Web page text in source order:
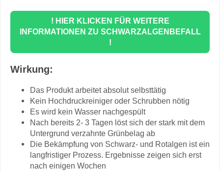
! HIER KLICKEN FÜR WEITERE
INFORMATIONEN ZU SCHWARZALGENBEFALL
!
Wirkung:
Das Produkt arbeitet absolut selbsttätig
Kein Hochdruckreiniger oder Schrubben nötig
Es wird kein Wasser nachgespült
Nach bereits 2- 3 Tagen löst sich der stark mit dem
Untergrund verzahnte Grünbelag ab
Die Bekämpfung von Schwarz- und Rotalgen ist ein
langfristiger Prozess. Ergebnisse zeigen sich erst
nach einigen Wochen